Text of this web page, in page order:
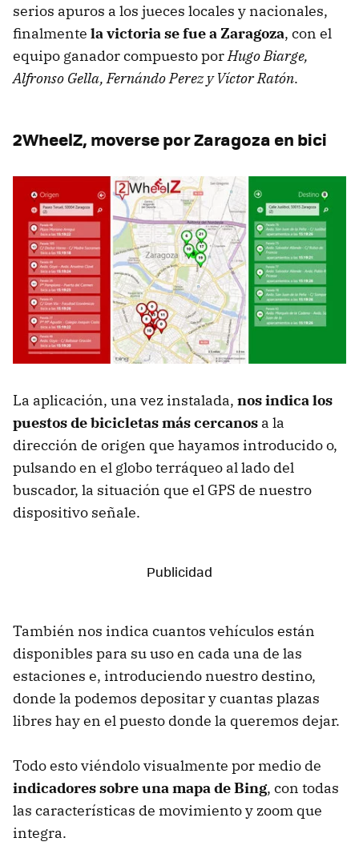
serios apuros a los jueces locales y nacionales,
finalmente la victoria se fue a Zaragoza, con el
equipo ganador compuesto porHugo Biarge,
Alfronso Gella, Fernándo Perez y Víctor Ratón.
2WheelZ, moverse por Zaragoza en bici
La aplicación, una vez instalada, nos indica los
puestos de bicicletas más cercanos a la
dirección de origen que hayamos introducido o,
pulsando en el globo terráqueo al lado del
buscador, la situación que el GPS de nuestro
dispositivo señale.
También nos indica cuantos vehículos están
disponibles para su uso en cada una de las
estaciones e, introduciendo nuestro destino,
donde la podemos depositar y cuantas plazas
libres hay en el puesto donde la queremos dejar.
Todo esto viéndolo visualmente por medio de
indicadores sobre una mapa de Bing, con todas
las características de movimiento y zoom que
integra.